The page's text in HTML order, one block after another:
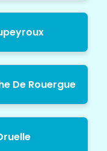
De Rouergue